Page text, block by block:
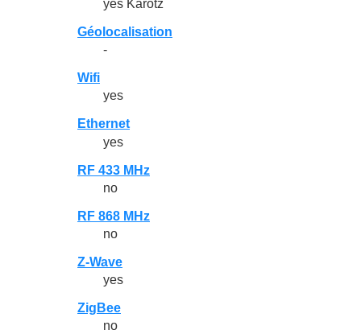
yes Karotz
Géolocalisation
-
Wifi
yes
Ethernet
yes
RF 433 MHz
no
RF 868 MHz
no
Z-Wave
yes
ZigBee
no